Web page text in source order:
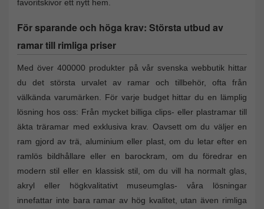
favoritskivor ett nytt hem.
För sparande och höga krav: Största utbud av
ramar till rimliga priser
Med över 400000 produkter på vår svenska webbutik hittar
du det största urvalet av ramar och tillbehör, ofta från
välkända varumärken. För varje budget hittar du en lämplig
lösning hos oss: Från mycket billiga clips- eller plastramar till
äkta träramar med exklusiva krav. Oavsett om du väljer en
ram gjord av trä, aluminium eller plast, om du letar efter en
ramlös bildhållare eller en barockram, om du föredrar en
modern stil eller en klassisk stil, om du vill ha normalt glas,
akryl eller högkvalitativt museumglas- våra lösningar
innefattar inte bara ramar av hög kvalitet, utan även rimliga